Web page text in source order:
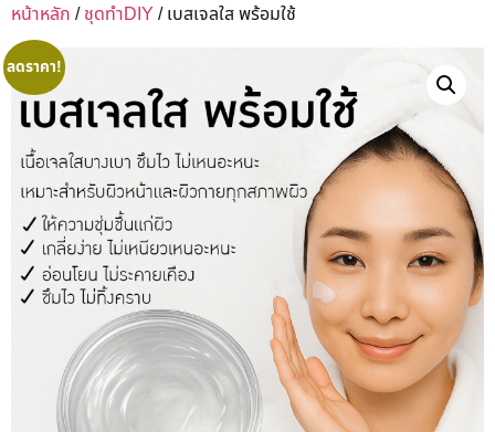
หน้าหลัก /ชุดทำDIY / เบสเจลใส พร้อมใช้
ลดราคา!